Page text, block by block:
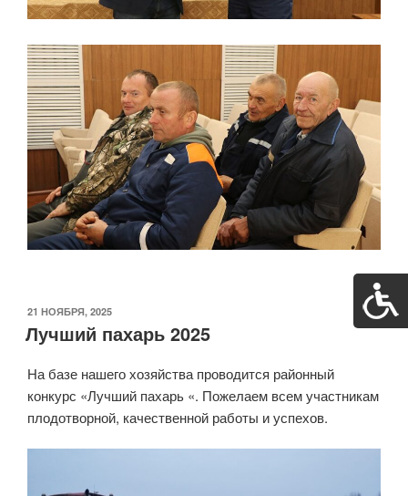
ОПУБЛИКОВАНО
21 НОЯБРЯ, 2025
Лучший пахарь 2025
На базе нашего хозяйства проводится районный
конкурс «Лучший пахарь «. Пожелаем всем участникам
плодотворной, качественной работы и успехов.